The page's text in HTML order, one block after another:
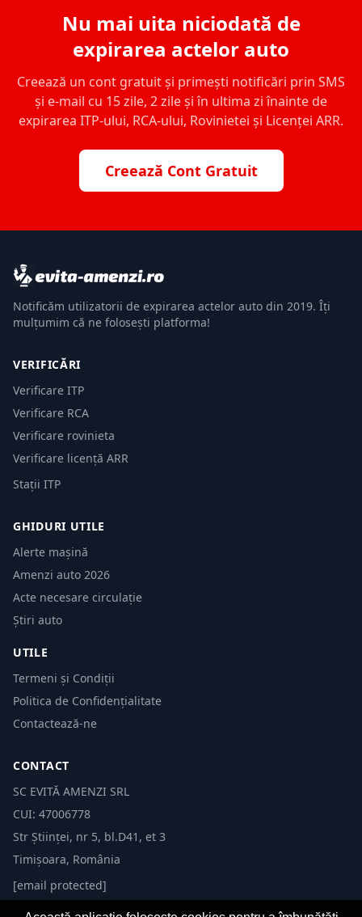
Nu mai uita niciodată de
expirarea actelor auto
Creează un cont gratuit și primești notificări prin SMS
și e-mail cu 15 zile, 2 zile și în ultima zi înainte de
expirarea ITP-ului, RCA-ului, Rovinietei și Licenței ARR.
Creează Cont Gratuit
Notificăm utilizatorii de expirarea actelor auto din 2019. Îți
mulțumim că ne folosești platforma!
VERIFICĂRI
Verificare ITP
Verificare RCA
Verificare rovinieta
Verificare licență ARR
Stații ITP
GHIDURI UTILE
Alerte mașină
Amenzi auto 2026
Acte necesare circulație
Știri auto
UTILE
Termeni și Condiții
Politica de Confidențialitate
Contactează-ne
CONTACT
SC EVITĂ AMENZI SRL
CUI: 47006778
Str Științei, nr 5, bl.D41, et 3
Timișoara, România
[email protected]